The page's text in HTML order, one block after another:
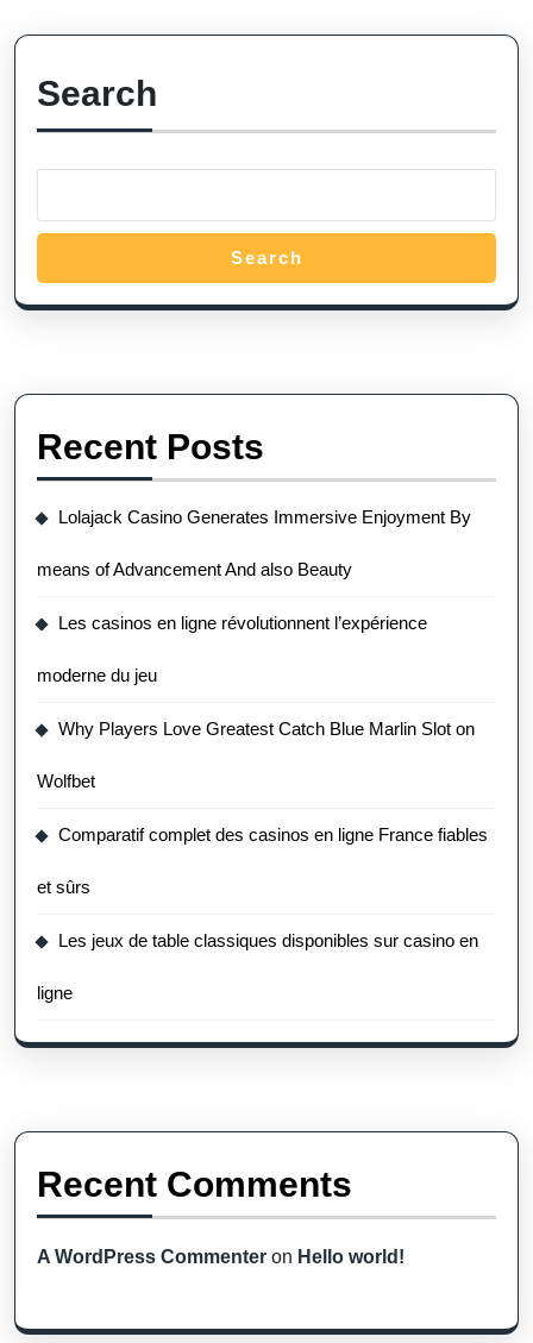
Search
Search
Recent Posts
Lolajack Casino Generates Immersive Enjoyment By
means of Advancement And also Beauty
Les casinos en ligne révolutionnent l’expérience
moderne du jeu
Why Players Love Greatest Catch Blue Marlin Slot on
Wolfbet
Comparatif complet des casinos en ligne France fiables
et sûrs
Les jeux de table classiques disponibles sur casino en
ligne
Recent Comments
A WordPress Commenter on Hello world!